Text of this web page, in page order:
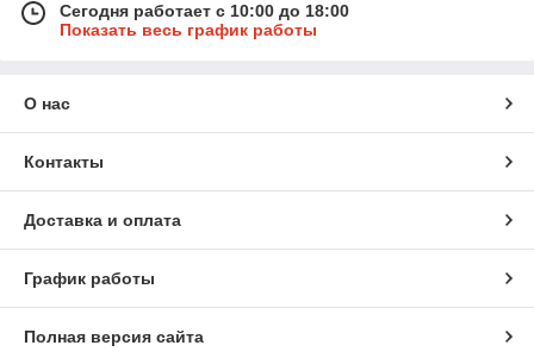
Сегодня работает с 10:00 до 18:00
Показать весь график работы
О нас
Контакты
Доставка и оплата
График работы
Полная версия сайта